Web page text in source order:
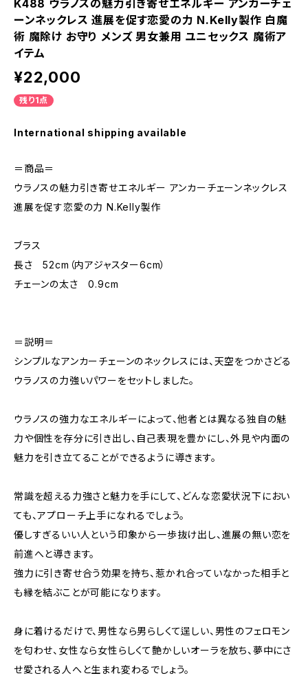
K488 ウラノスの魅力引き寄せエネルギー アンカーチェ
ーンネックレス 進展を促す恋愛の力 N.Kelly製作 白魔
術 魔除け お守り メンズ 男女兼用 ユニセックス 魔術ア
イテム
¥22,000
残り1点
International shipping available
＝商品＝
ウラノスの魅力引き寄せエネルギー アンカーチェーンネックレス
進展を促す恋愛の力 N.Kelly製作
ブラス
長さ 52cm（内アジャスター6cm）
チェーンの太さ 0.9cm
＝説明＝
シンプルなアンカーチェーンのネックレスには、天空をつかさどる
ウラノスの力強いパワーをセットしました。
ウラノスの強力なエネルギーによって、他者とは異なる独自の魅
力や個性を存分に引き出し、自己表現を豊かにし、外見や内面の
魅力を引き立てることができるように導きます。
常識を超える力強さと魅力を手にして、どんな恋愛状況下におい
ても、アプローチ上手になれるでしょう。
優しすぎるいい人という印象から一歩抜け出し、進展の無い恋を
前進へと導きます。
強力に引き寄せ合う効果を持ち、惹かれ合っていなかった相手と
も縁を結ぶことが可能になります。
身に着けるだけで、男性なら男らしくて逞しい、男性のフェロモン
を匂わせ、女性なら女性らしくて艶かしいオーラを放ち、夢中にさ
せ愛される人へと生まれ変わるでしょう。